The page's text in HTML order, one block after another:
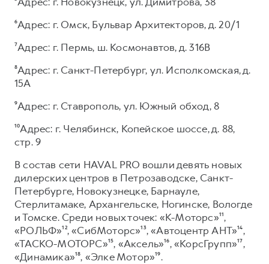
⁶Адрес: г. Омск, Бульвар Архитекторов, д. 20/1
⁷Адрес: г. Пермь, ш. Космонавтов, д. 316В
⁸Адрес: г. Санкт-Петербург, ул. Исполкомская, д.
15А
⁹Адрес: г. Ставрополь, ул. Южный обход, 8
¹⁰Адрес: г. Челябинск, Копейское шоссе, д. 88,
стр. 9
В состав сети HAVAL PRO вошли девять новых
дилерских центров в Петрозаводске, Санкт-
Петербурге, Новокузнецке, Барнауле,
Стерлитамаке, Архангельске, Ногинске, Вологде
и Томске. Среди новых точек: «К-Моторс»¹¹,
«РОЛЬФ»¹², «СибМоторс»¹³, «Автоцентр АНТ»¹⁴,
«ТАСКО-МОТОРС»¹⁵, «Аксель»¹⁶, «КорсГрупп»¹⁷,
«Динамика»¹⁸, «Элке Мотор»¹⁹.